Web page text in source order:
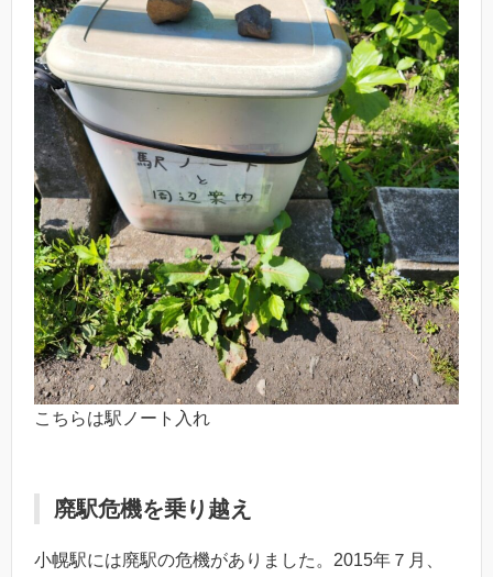
こちらは駅ノート入れ
廃駅危機を乗り越え
小幌駅には廃駅の危機がありました。2015年７月、